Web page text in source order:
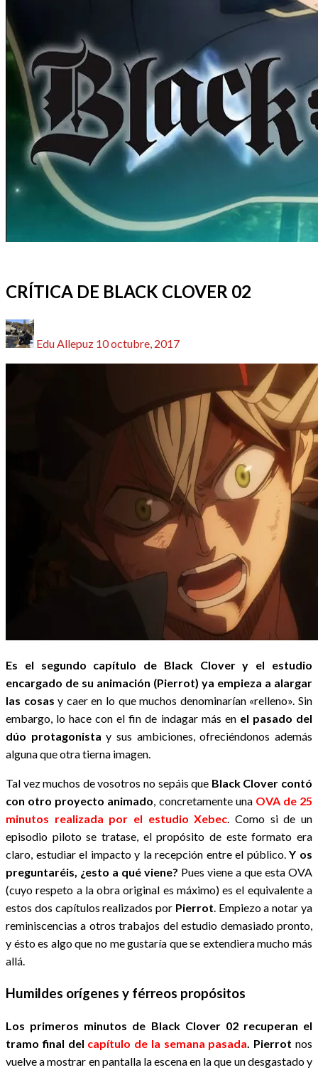
CRÍTICA DE BLACK CLOVER 02
Edu Allepuz el
10 octubre, 2017
Es el segundo capítulo de Black Clover y el estudio
encargado de su animación (Pierrot) ya empieza a alargar
las cosas y caer en lo que muchos denominarían «relleno». Sin
embargo, lo hace con el fin de indagar más en el pasado del
dúo protagonista y sus ambiciones, ofreciéndonos además
alguna que otra tierna imagen.
Tal vez muchos de vosotros no sepáis que Black Clover contó
con otro proyecto animado, concretamente una OVA de 25
minutos realizada por el estudio Xebec. Como si de un
episodio piloto se tratase, el propósito de este formato era
claro, estudiar el impacto y la recepción entre el público.Y os
preguntaréis, ¿esto a qué viene? Pues viene a que esta OVA
(cuyo respeto a la obra original es máximo) es el equivalente a
estos dos capítulos realizados por Pierrot. Empiezo a notar ya
reminiscencias a otros trabajos del estudio demasiado pronto,
y ésto es algo que no me gustaría que se extendiera mucho más
allá.
Humildes orígenes y férreos propósitos
Los primeros minutos de Black Clover 02 recuperan el
tramo final del capítulo de la semana pasada. Pierrot nos
vuelve a mostrar en pantalla la escena en la que un desgastado y